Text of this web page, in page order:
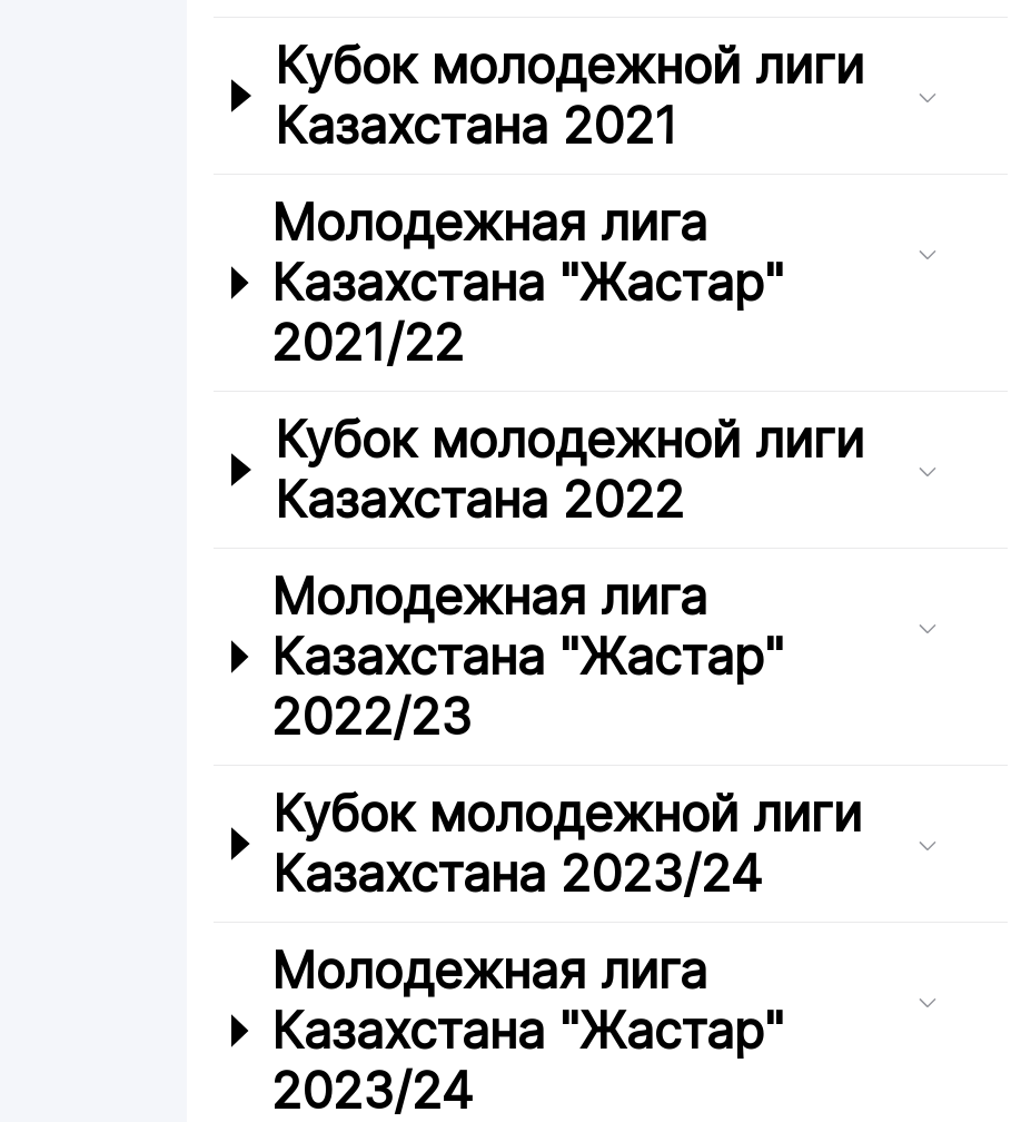
Кубок молодежной лиги
Казахстана 2021
Молодежная лига
Казахстана "Жастар"
2021/22
Кубок молодежной лиги
Казахстана 2022
Молодежная лига
Казахстана "Жастар"
2022/23
Кубок молодежной лиги
Казахстана 2023/24
Молодежная лига
Казахстана "Жастар"
2023/24